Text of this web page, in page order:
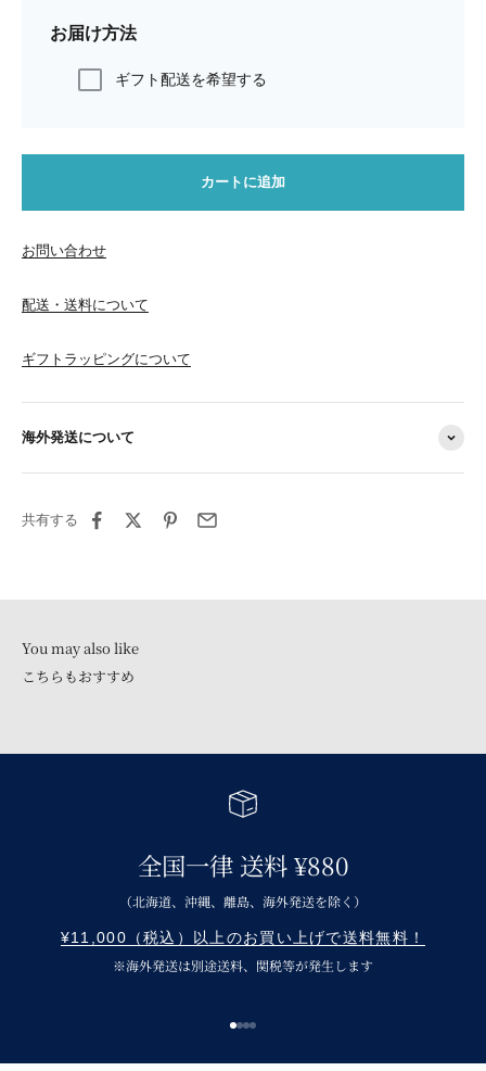
お届け方法
ギフト配送を希望する
カートに追加
お問い合わせ
配送・送料について
ギフトラッピングについて
海外発送について
共有する
こちらもおすすめ
全国一律 送料 ¥880
（北海道、沖縄、離島、海外発送を除く）
¥11,000（税込）以上のお買い上げで送料無料！
※海外発送は別途送料、関税等が発生します
I18n Error: Missing interpolation
I18n Error: Missing interpolation
I18n Error: Missing interpolation
I18n Error: Missing interpolation